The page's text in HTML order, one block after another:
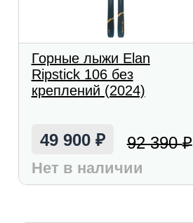
Горные лыжи Elan
Ripstick 106 без
креплений (2024)
49 900 ₽ 92 390₽
Нет в наличии